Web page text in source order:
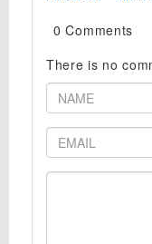
0 Comments
There is no